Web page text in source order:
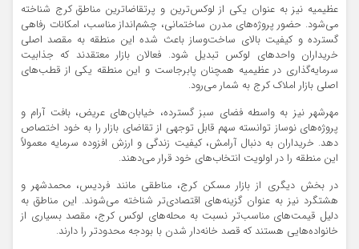
عظیمیه نیز به عنوان یکی از لوکس‌ترین و پرتقاضاترین مناطق کرج شناخته
می‌شود. حضور پروژه‌های مدرن ساختمانی، چشم‌انداز مناسب، امکانات رفاهی
گسترده و کیفیت بالای ساخت‌وساز باعث شده این منطقه به مقصد اصلی
خریداران واحدهای لوکس تبدیل شود. فعالان بازار معتقدند که جذابیت
سرمایه‌گذاری در عظیمیه همچنان پابرجاست و این منطقه یکی از قطب‌های
اصلی بازار املاک کرج به شمار می‌رود.
مهرشهر نیز به واسطه فضای سبز گسترده، خیابان‌های عریض، بافت آرام و
پروژه‌های نوساز توانسته سهم قابل توجهی از تقاضای بازار را به خود اختصاص
دهد. خریداران به دنبال آرامش، کیفیت زندگی و ارزش افزوده سرمایه معمولاً
این منطقه را در اولویت انتخاب‌های خود قرار می‌دهند.
در بخش دیگری از بازار مسکن کرج، مناطقی مانند فردیس، محمدشهر و
هشتگرد نیز به عنوان گزینه‌های اقتصادی‌تر شناخته می‌شوند. این مناطق به
دلیل قیمت‌های مناسب‌تر نسبت به محله‌های لوکس کرج، مقصد بسیاری از
خانواده‌هایی هستند که قصد خانه‌دار شدن با بودجه محدودتر را دارند.